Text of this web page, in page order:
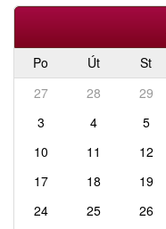
Po
Út St
27
28 29
3
4 5
10
11 12
17
18 19
24
25 26